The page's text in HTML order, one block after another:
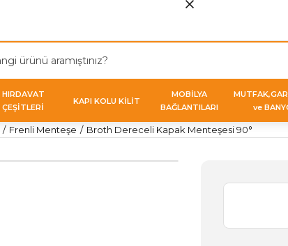
HIRDAVAT
ÇEŞİTLERİ
KAPI KOLU KİLİT
MOBİLYA
BAĞLANTILARI
ve
Frenli Menteşe Broth Dereceli Kapak Menteşesi 90°